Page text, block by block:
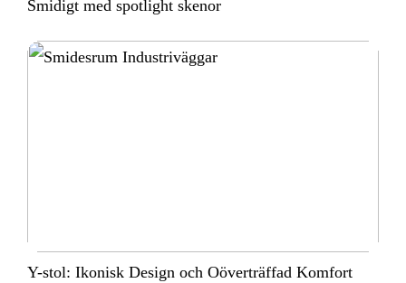
Smidigt med spotlight skenor
Y-stol: Ikonisk Design och Oöverträffad Komfort